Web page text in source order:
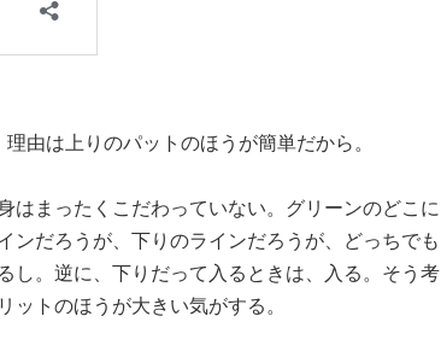
由は上りのパットのほうが簡単だから。
はまったくこだわっていない。グリーンのどこに
ンだろうが、下りのラインだろうが、どっちでも
し。逆に、下りだって入るときは、入る。そう考
トのほうが大きい気がする。